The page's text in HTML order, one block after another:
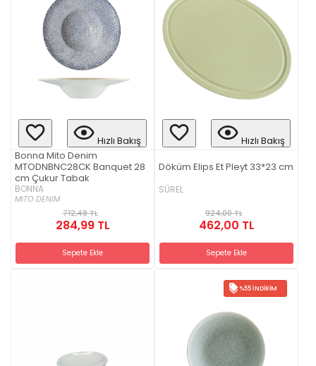
Hızlı Bakış
Bonna Mito Denim
MTODNBNC28CK Banquet 28
cm Çukur Tabak
BONNA
MITO DENIM
712,48 TL
284,99 TL
Sepete Ekle
Hızlı Bakış
Döküm Elips Et Pleyt 33*23 cm
SÜREL
924,00 TL
462,00 TL
Sepete Ekle
%55 İNDIRIM